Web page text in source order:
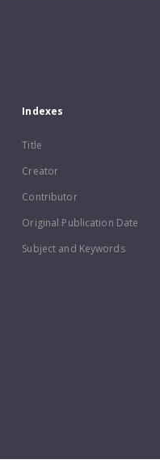
Indexes
Title
Creator
Contributor
Original Publication Date
Subject and Keywords